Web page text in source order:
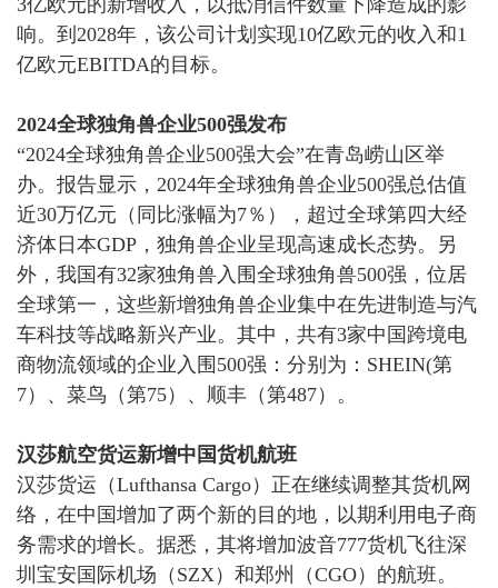
3亿欧元的新增收入， 以抵消信件数量下降造成的影
响。到 2028年，该公司计划实现10亿欧元的收入和1
亿欧元EBITDA的目标。
2024全球独角兽企业500强发布
“2024全球独角兽企业500强大会”在青岛崂山区举
办。报告显示，2024年全球独角兽企业500强总估值
近30万亿元（同比涨幅为7％），超过全球第四大经
济体日本GDP，独角兽企业呈现高速成长态势。另
外， 我国有32家独角兽入围全球独角兽500强，位居
全球第一， 这些新增独角兽企业集中在先进制造与汽
车科技等战略新兴产业。 其中，共有3家中国跨境电
商物流领域的企业入围500强：分别为： SHEIN(第
7）、菜鸟（第75）、顺丰（第487）。
汉莎航空货运新增中国货机航班
汉莎货运（Lufthansa Cargo）正在继续调整其货机网
络，在中国增加了两个新的目的地，以期利用电子商
务需求的增长。据悉， 其将增加波音777货机飞往深
圳宝安国际机场（SZX）和郑州（CGO）的航班。